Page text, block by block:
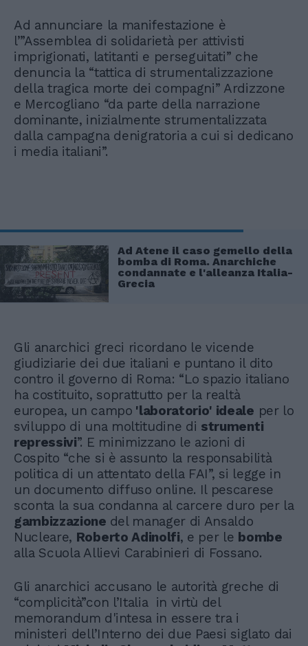
Ad annunciare la manifestazione è
l’”Assemblea di solidarietà per attivisti
imprigionati, latitanti e perseguitati” che
denuncia la “tattica di strumentalizzazione
della tragica morte dei compagni” Ardizzone
e Mercogliano “da parte della narrazione
dominante, inizialmente strumentalizzata
dalla campagna denigratoria a cui si dedicano
i media italiani”.
Ad Atene il caso gemello della
bomba di Roma. Anarchiche
condannate e l'alleanza Italia-
Grecia
Gli anarchici greci ricordano le vicende
giudiziarie dei due italiani e puntano il dito
contro il governo di Roma: “Lo spazio italiano
ha costituito, soprattutto per la realtà
europea, un campo 'laboratorio' ideale per lo
sviluppo di una moltitudine di strumenti
repressivi”. E minimizzano le azioni di
Cospito “che si è assunto la responsabilità
politica di un attentato della FAI”, si legge in
un documento diffuso online. Il pescarese
sconta la sua condanna al carcere duro per la
gambizzazione del manager di Ansaldo
Nucleare, Roberto Adinolfi, e per le bombe
alla Scuola Allievi Carabinieri di Fossano.
Gli anarchici accusano le autorità greche di
“complicità”con l’Italia in virtù del
memorandum d'intesa in essere tra i
ministeri dell’Interno dei due Paesi siglato dai